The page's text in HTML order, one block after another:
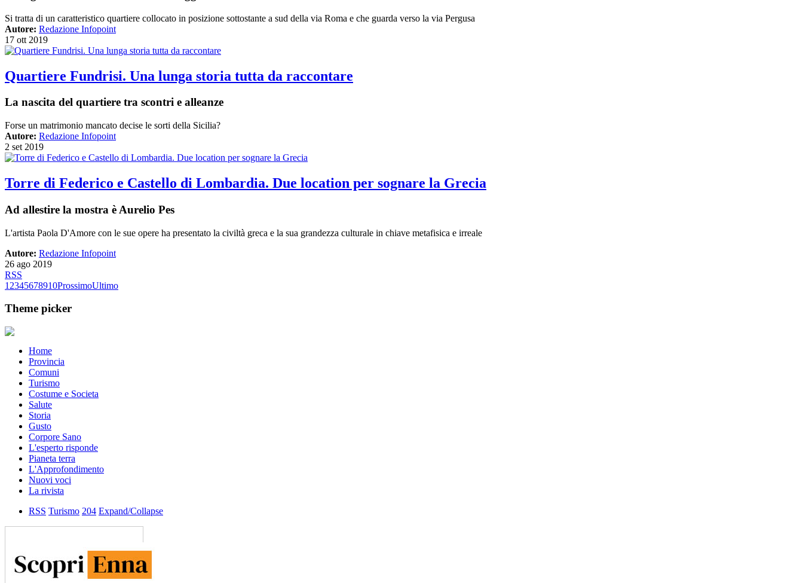
Si tratta di un caratteristico quartiere collocato in posizione sottostante a sud della via Roma e che guarda verso la via Pergusa
Autore: Redazione Infopoint
17 ott 2019
Quartiere Fundrisi. Una lunga storia tutta da raccontare
La nascita del quartiere tra scontri e alleanze
Forse un matrimonio mancato decise le sorti della Sicilia?
Autore: Redazione Infopoint
2 set 2019
Torre di Federico e Castello di Lombardia. Due location per sognare la Grecia
Ad allestire la mostra è Aurelio Pes
L'artista Paola D'Amore con le sue opere ha presentato la civiltà greca e la sua grandezza culturale in chiave metafisica e irreale
Autore: Redazione Infopoint
26 ago 2019
RSS
1 2345678910ProssimoUltimo
Theme picker
Home
Provincia
Comuni
Turismo
Costume e Societa
Salute
Storia
Gusto
Corpore Sano
L'esperto risponde
Pianeta terra
L'Approfondimento
Nuovi voci
La rivista
RSS Turismo 204 Expand/Collapse